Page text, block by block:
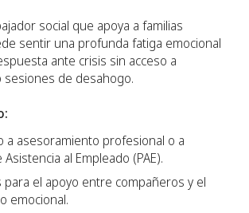
social que apoya a familias
sentir una profunda fatiga emocional
ante crisis sin acceso a
de desahogo.
a asesoramiento profesional o a
al Empleado (PAE).
para el apoyo entre compañeros y el
emocional.